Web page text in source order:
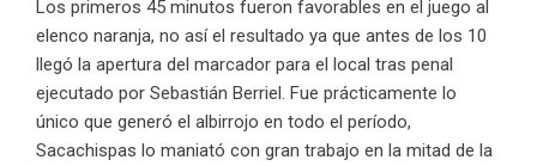
Los primeros 45 minutos fueron favorables en el juego al
elenco naranja, no así el resultado ya que antes de los 10
llegó la apertura del marcador para el local tras penal
ejecutado por Sebastián Berriel. Fue prácticamente lo
único que generó el albirrojo en todo el período,
Sacachispas lo maniató con gran trabajo en la mitad de la